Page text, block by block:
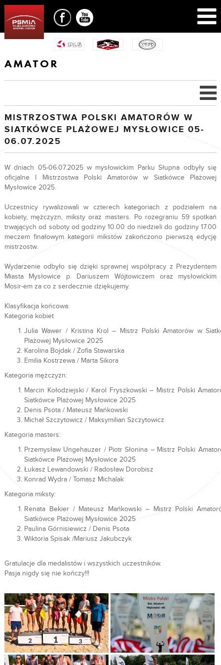
AMATOR
MISTRZOSTWA POLSKI AMATORÓW W
SIATKÓWCE PLAŻOWEJ MYSŁOWICE 05-
06.07.2025
W dniach 05-06.07.2025 w mysłowickim Parku Słupna odbyły się
oficjalne I Mistrzostwa Polski Amatorów w Siatkówce Plażowej
Mysłowice 2025.
Uczestnicy rywalizowali w czterech kategoriach z podziałem na
kobiety, mężczyzn, miksty oraz masters. Po rozegraniu 59 spotkań
trwających od soboty od godziny 10.00 do niedzieli do godziny 17.00
meczem finałowym kategorii mikstów zakończono pierwszą edycję
mistrzostw.
Wydarzenie odbyło się dzięki sprawnej współpracy z Prezydentem
Miasta Mysłowice p. Dariuszem Wójtowiczem oraz mysłowickim
Mosir-em za co z serdecznie dziękujemy.
Klasyfikacja końcowa:
Kategoria kobiet
Julia Wawer / Kristina Krol – Mistrz Polski Amatorów w
Plażowej Mysłowice 2025
Karolina Bojdak / Zofia Stawarska
Emilia Kostrzewa / Marta Sikora
Kategoria mężczyzn:
Marcin Kołodziejski / Karol Fryszkowski – Mistrz Polski
Siatkówce Plażowej Mysłowice 2025
Denis Psota / Mateusz Mańkowski
Michał Szczytowicz / Maksymilian Szczytowicz
Kategoria masters:
Przemysław Ungehauzer / Piotr Słonina – Mistrz Polski
Siatkówce Plażowej Mysłowice 2025
Łukasz Lewandowski / Radosław Dorobisz
Konrad Wydra / Tomasz Michalak
Kategoria miksty:
Renata Bekier / Mateusz Mańkowski – Mistrz Polski
Siatkówce Plażowej Mysłowice 2025
Paulina Górnisiewicz / Denis Psota
Wiktoria Spisak /Mariusz Jakubczyk
Gratulacje dla medalistów i wszystkich uczestników.
Pasja nigdy się nie kończy!!!